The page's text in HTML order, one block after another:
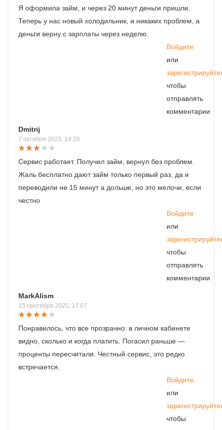
Я оформила займ, и через 20 минут деньги пришли.
Теперь у нас новый холодильник, и никаких проблем, а
деньги верну с зарплаты через неделю.
Войдите
или
чтобы
отправлять
комментарии
Dmitrij
7 октября 2025, 14:29
Сервис работает. Получил займ, вернул без проблем.
Жаль бесплатно дают займ только первый раз, да и
переводили не 15 минут а дольше, но это мелочи, если
честно
Войдите
или
чтобы
отправлять
комментарии
MarkAlism
15 сентября 2025, 17:07
Понравилось, что все прозрачно: в личном кабинете
видно, сколько и когда платить. Погасил раньше —
проценты пересчитали. Честный сервис, это редко
встречается.
Войдите
или
чтобы